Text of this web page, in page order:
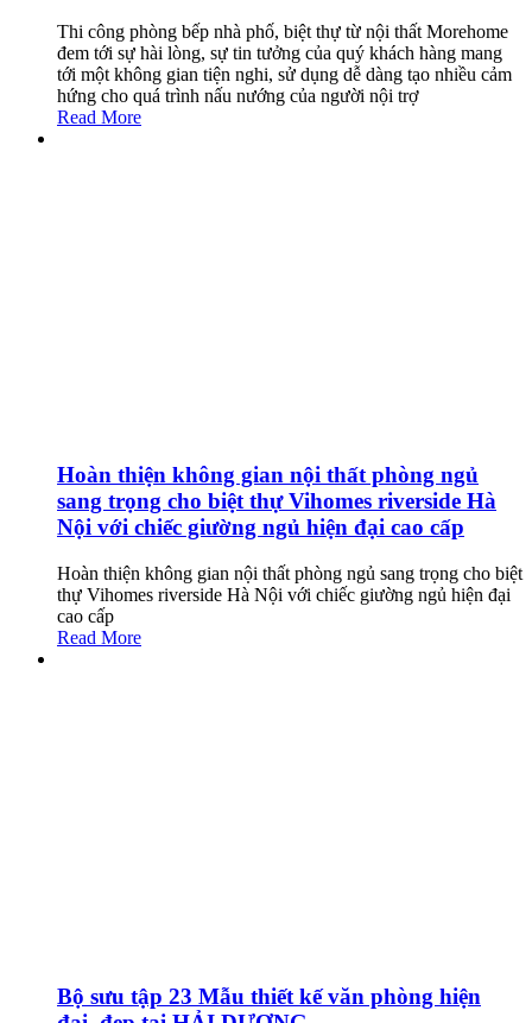
Thi công phòng bếp nhà phố, biệt thự từ nội thất Morehome
đem tới sự hài lòng, sự tin tưởng của quý khách hàng mang
tới một không gian tiện nghi, sử dụng dễ dàng tạo nhiều cảm
hứng cho quá trình nấu nướng của người nội trợ
Read More
Hoàn thiện không gian nội thất phòng ngủ
sang trọng cho biệt thự Vihomes riverside Hà
Nội với chiếc giường ngủ hiện đại cao cấp
Hoàn thiện không gian nội thất phòng ngủ sang trọng cho biệt
thự Vihomes riverside Hà Nội với chiếc giường ngủ hiện đại
cao cấp
Read More
Bộ sưu tập 23 Mẫu thiết kế văn phòng hiện